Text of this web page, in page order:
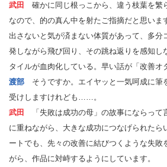
武田
確かに同じ根っこから、違う枝葉を繁
なので、的の真ん中を射たご指摘だと思いま
出さないと気が済まない体質があって、多分
発しながら飛び回り、その跳ね返りを感知し
タイルが血肉化している。早い話が「改善オ
渡部 そうですか。エイヤッと一気呵成に筆
受けしますけれども……。
武田
「失敗は成功の母」の故事にならって
に重ねながら、大きな成功につなげられたら
ートでも、先々の改善に結びつくような失敗
がら、作品に対峙するようにしています。